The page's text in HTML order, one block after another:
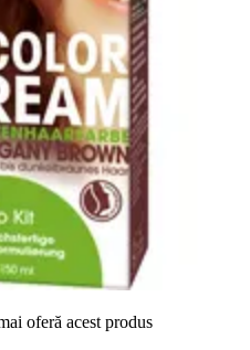
oferă acest produs